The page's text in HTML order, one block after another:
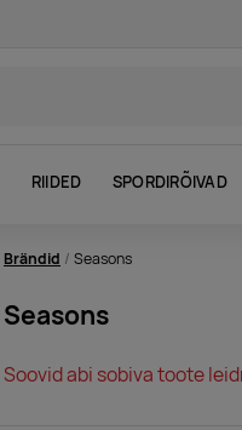
RIIDED SPORDIRÕIVAD
Brändid Seasons
Seasons
Soovid abi sobiva toote